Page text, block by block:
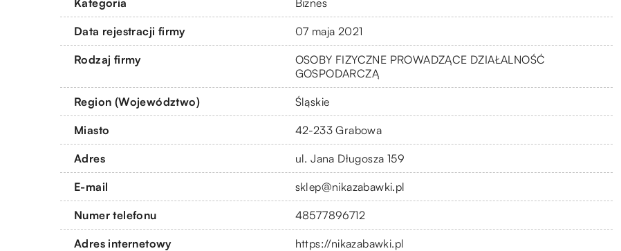
Data rejestracji firmy 07 maja 2021
Rodzaj firmy
OSOBY FIZYCZNE PROWADZĄCE DZIAŁALNOŚĆ
GOSPODARCZĄ
Region (Województwo) Śląskie
Miasto 42-233 Grabowa
Adres ul. Jana Długosza 159
E-mail sklep@nikazabawki.pl
Numer telefonu 48577896712
Adres internetowy https://nikazabawki.pl